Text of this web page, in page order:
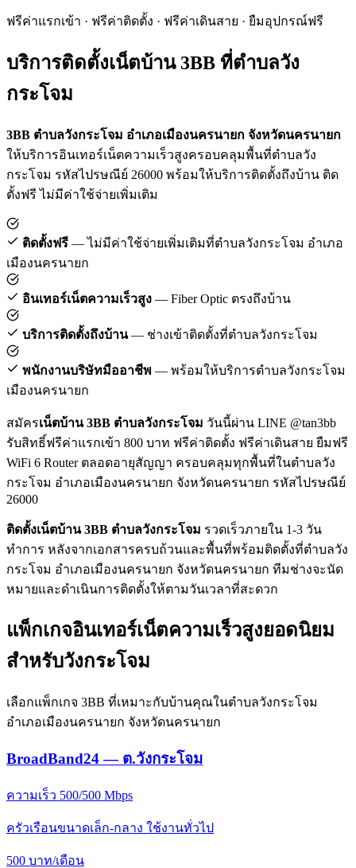
ฟรีค่าแรกเข้า · ฟรีค่าติดตั้ง · ฟรีค่าเดินสาย · ยืมอุปกรณ์ฟรี
บริการติดตั้งเน็ตบ้าน 3BB ที่ตำบลวัง
กระโจม
3BB ตำบลวังกระโจม อำเภอเมืองนครนายก จังหวัดนครนายก
ให้บริการอินเทอร์เน็ตความเร็วสูงครอบคลุมพื้นที่ตำบลวัง
กระโจม รหัสไปรษณีย์ 26000 พร้อมให้บริการติดตั้งถึงบ้าน ติด
ตั้งฟรี ไม่มีค่าใช้จ่ายเพิ่มเติม
ติดตั้งฟรี — ไม่มีค่าใช้จ่ายเพิ่มเติมที่ตำบลวังกระโจม อำเภอ
เมืองนครนายก
อินเทอร์เน็ตความเร็วสูง — Fiber Optic ตรงถึงบ้าน
บริการติดตั้งถึงบ้าน— ช่างเข้าติดตั้งที่ตำบลวังกระโจม
พนักงานบริษัทมืออาชีพ — พร้อมให้บริการตำบลวังกระโจม
เมืองนครนายก
สมัครเน็ตบ้าน 3BB ตำบลวังกระโจม วันนี้ผ่าน LINE @tan3bb
รับสิทธิ์ฟรีค่าแรกเข้า 800 บาท ฟรีค่าติดตั้ง ฟรีค่าเดินสาย ยืมฟรี
WiFi 6 Router ตลอดอายุสัญญา ครอบคลุมทุกพื้นที่ในตำบลวัง
กระโจม อำเภอเมืองนครนายก จังหวัดนครนายก รหัสไปรษณีย์
26000
ติดตั้งเน็ตบ้าน 3BB ตำบลวังกระโจม รวดเร็วภายใน 1-3 วัน
ทำการ หลังจากเอกสารครบถ้วนและพื้นที่พร้อมติดตั้งที่ตำบลวัง
กระโจม อำเภอเมืองนครนายก จังหวัดนครนายก ทีมช่างจะนัด
หมายและดำเนินการติดตั้งให้ตามวันเวลาที่สะดวก
แพ็กเกจอินเทอร์เน็ตความเร็วสูงยอดนิยม
สำหรับวังกระโจม
เลือกแพ็กเกจ 3BB ที่เหมาะกับบ้านคุณในตำบลวังกระโจม
อำเภอเมืองนครนายก จังหวัดนครนายก
BroadBand24 — ต.วังกระโจม
ความเร็ว 500/500 Mbps
ครัวเรือนขนาดเล็ก-กลาง ใช้งานทั่วไป
500 บาท/เดือน